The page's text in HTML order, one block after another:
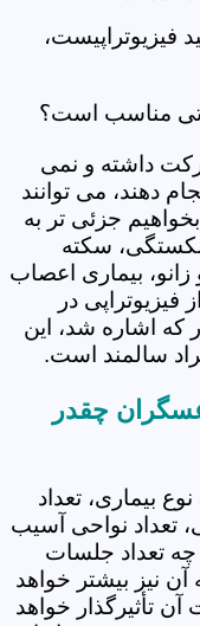
فیزیوتراپیست،
مناسب است؟
داشته و نمی
دهند، می توانند
جزئی تر به
سکته
بیماری اعصاب
در
که اشاره شد، این
سالمند است.
چقدر
بیماری، تعداد
تعداد نواحی آسیب
چه تعداد جلسات
آن نیز بیشتر خواهد
تأثیرگذار خواهد